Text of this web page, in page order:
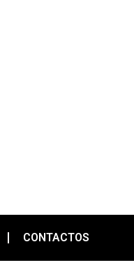
CONTACTOS